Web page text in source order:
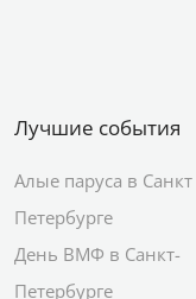
Лучшие события
Алые паруса в Санкт
Петербурге
День ВМФ в Санкт-
Петербурге